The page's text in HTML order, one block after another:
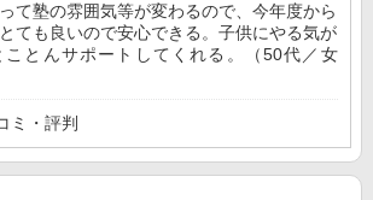
て塾の雰囲気等が変わるので、今年度から
ても良いので安心できる。子供にやる気が
ことんサポートしてくれる。（50代／女
ミ・評判